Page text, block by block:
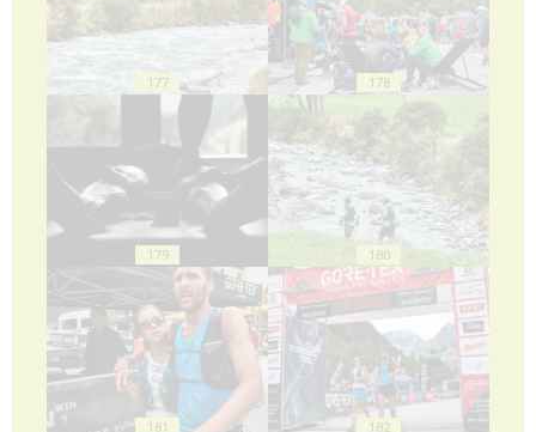
177 178
179 180
181 182